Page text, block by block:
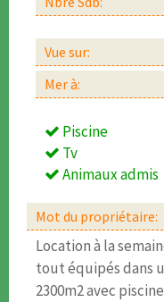
Vue sur:
Mer à:
Piscine
Tv
Animaux admis
Mot du propriétaire:
Location à la
tout équipés dans
2300m2 avec